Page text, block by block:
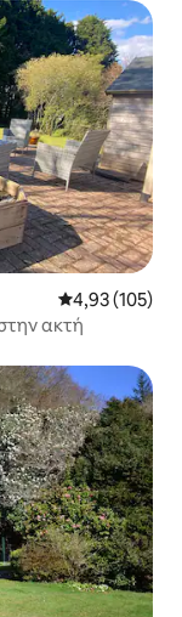
Μέση
4,93 (105)
ακτή